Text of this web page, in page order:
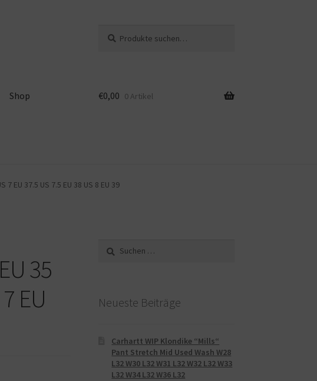
nach:
Shop €0,00 0 Artikel
7 EU 37.5 US 7.5 EU 38 US 8 EU 39
35
EU
nach:
Neueste Beiträge
Carhartt WIP Klondike “Mills“
Pant Stretch Mid Used Wash W28
L32 W30 L32 W31 L32 W32 L32 W33
L32 W34 L32 W36 L32